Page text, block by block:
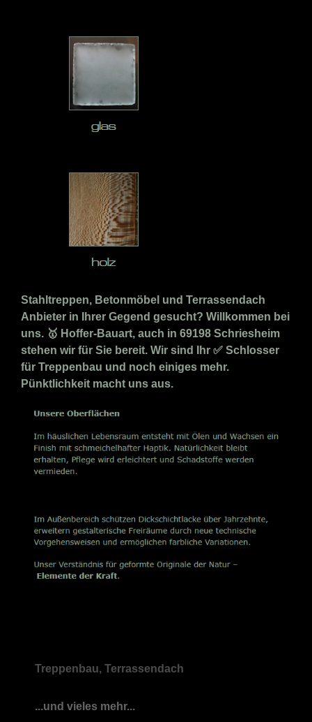
Stahltreppen, Betonmöbel und Terrassendach
Anbieter in Ihrer Gegend gesucht? Willkommen bei
uns. 🥇 Hoffer-Bauart, auch in 69198 Schriesheim
stehen wir für Sie bereit. Wir sind Ihr ✅ Schlosser
für Treppenbau und noch einiges mehr.
Pünktlichkeit macht uns aus.
Treppenbau, Terrassendach
...und vieles mehr...